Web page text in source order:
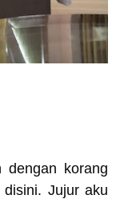
dengan korang
disini. Jujur aku